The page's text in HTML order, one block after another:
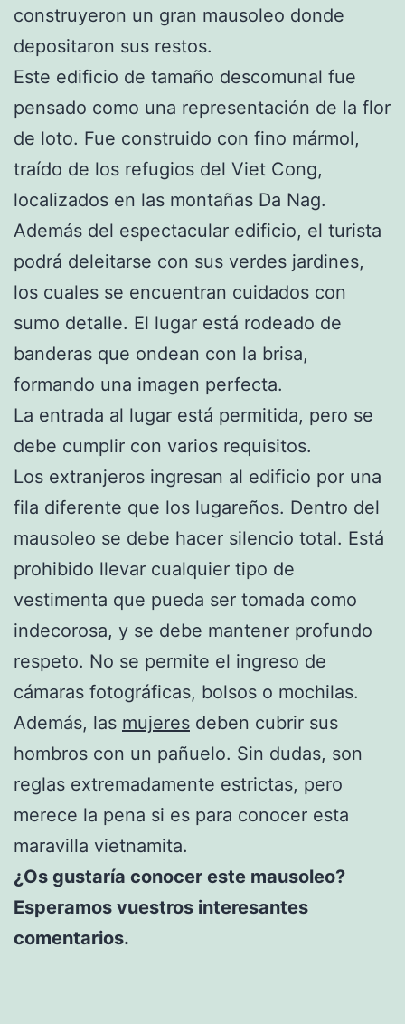
construyeron un gran mausoleo donde
depositaron sus restos.
Este edificio de tamaño descomunal fue
pensado como una representación de la flor
de loto. Fue construido con fino mármol,
traído de los refugios del Viet Cong,
localizados en las montañas Da Nag.
Además del espectacular edificio, el turista
podrá deleitarse con sus verdes jardines,
los cuales se encuentran cuidados con
sumo detalle. El lugar está rodeado de
banderas que ondean con la brisa,
formando una imagen perfecta.
La entrada al lugar está permitida, pero se
debe cumplir con varios requisitos.
Los extranjeros ingresan al edificio por una
fila diferente que los lugareños. Dentro del
mausoleo se debe hacer silencio total. Está
prohibido llevar cualquier tipo de
vestimenta que pueda ser tomada como
indecorosa, y se debe mantener profundo
respeto. No se permite el ingreso de
cámaras fotográficas, bolsos o mochilas.
Además, las mujeres deben cubrir sus
hombros con un pañuelo. Sin dudas, son
reglas extremadamente estrictas, pero
merece la pena si es para conocer esta
maravilla vietnamita.
¿Os gustaría conocer este mausoleo?
Esperamos vuestros interesantes
comentarios.